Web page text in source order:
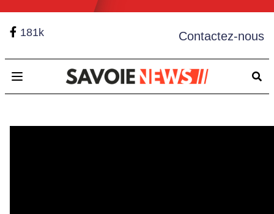
181k Contactez-nous
Open main menu